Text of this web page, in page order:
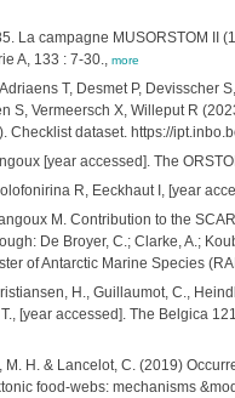
La campagne MUSORSTOM II
A, 133 : 7-30., more
T, Desmet P, Devisscher
S, Vermeersch X, Willeput R
Checklist dataset. https://
[year accessed]. The
R, Eeckhaut I, [year
M. Contribution to the
De Broyer, C.; Clarke, A.;
of Antarctic Marine Species
H., Guillaumot, C.,
[year accessed]. The Belgica
M. H. & Lancelot, C. (2019)
food-webs: mechanisms